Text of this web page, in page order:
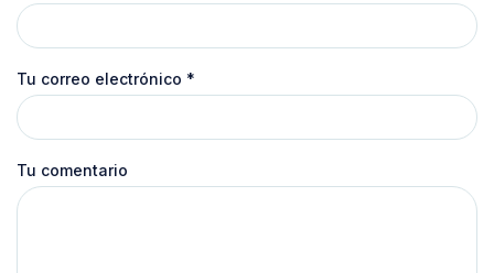
Tu correo electrónico *
Tu comentario